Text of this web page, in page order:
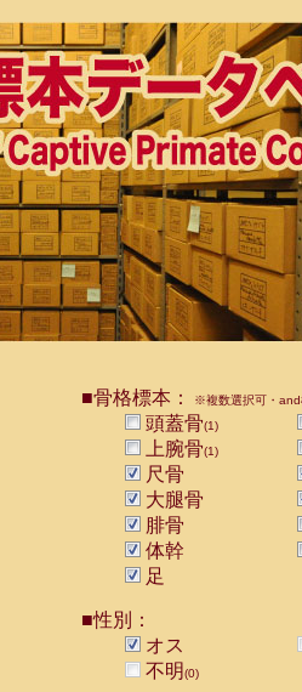
■骨格標本： ※複数選択可・and
頭蓋骨(1)
上腕骨(1)
尺骨
大腿骨
腓骨
体幹
足
■性別：
オス
不明(0)